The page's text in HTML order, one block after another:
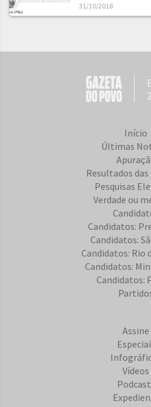
31/10/2018
Início
Últimas
Resultados
Pesquisas
Verdade ou
Candidatos:
Candidatos:
Candidatos: Rio
Candidatos:
Candidatos:
Assine
Vídeos